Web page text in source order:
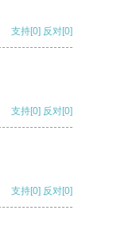
支持[0] 反对[0]
支持[0] 反对[0]
支持[0] 反对[0]